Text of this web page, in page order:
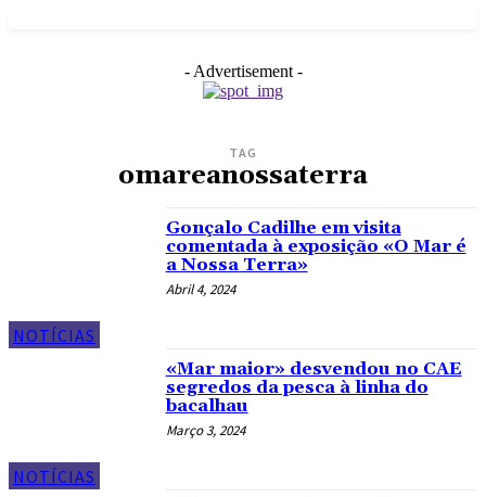
- Advertisement -
TAG
omareanossaterra
NOTÍCIAS
Gonçalo Cadilhe em visita
comentada à exposição «O Mar é
a Nossa Terra»
Abril 4, 2024
NOTÍCIAS
«Mar maior» desvendou no CAE
segredos da pesca à linha do
bacalhau
Março 3, 2024